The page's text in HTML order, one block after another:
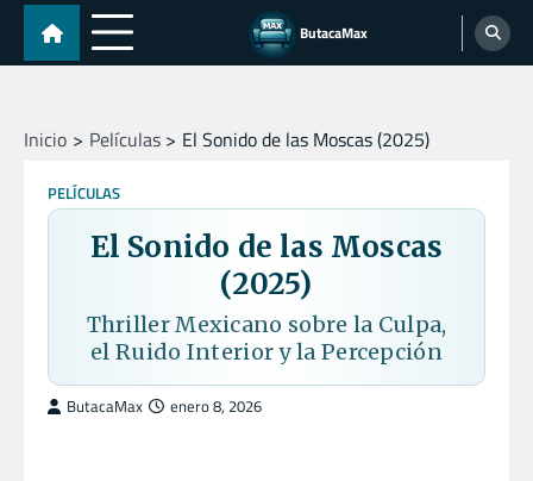
Skip
content
ButacaMax
Inicio Películas El Sonido de las Moscas (2025)
PELÍCULAS
El Sonido de las Moscas
(2025)
Thriller Mexicano sobre la Culpa,
el Ruido Interior y la Percepción
ButacaMax enero 8, 2026